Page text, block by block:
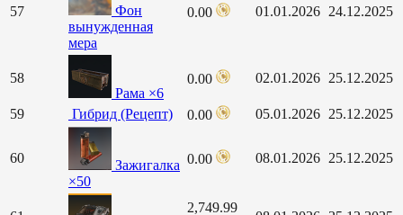
57
Фон
вынужденная
мера
0.00 01.01.2026 24.12.2025
58
Рама ×6
0.00 02.01.2026 25.12.2025
59 Гибрид (Рецепт) 0.00 05.01.2026 25.12.2025
60
Зажигалка
×50
0.00 08.01.2026 25.12.2025
2,749.99